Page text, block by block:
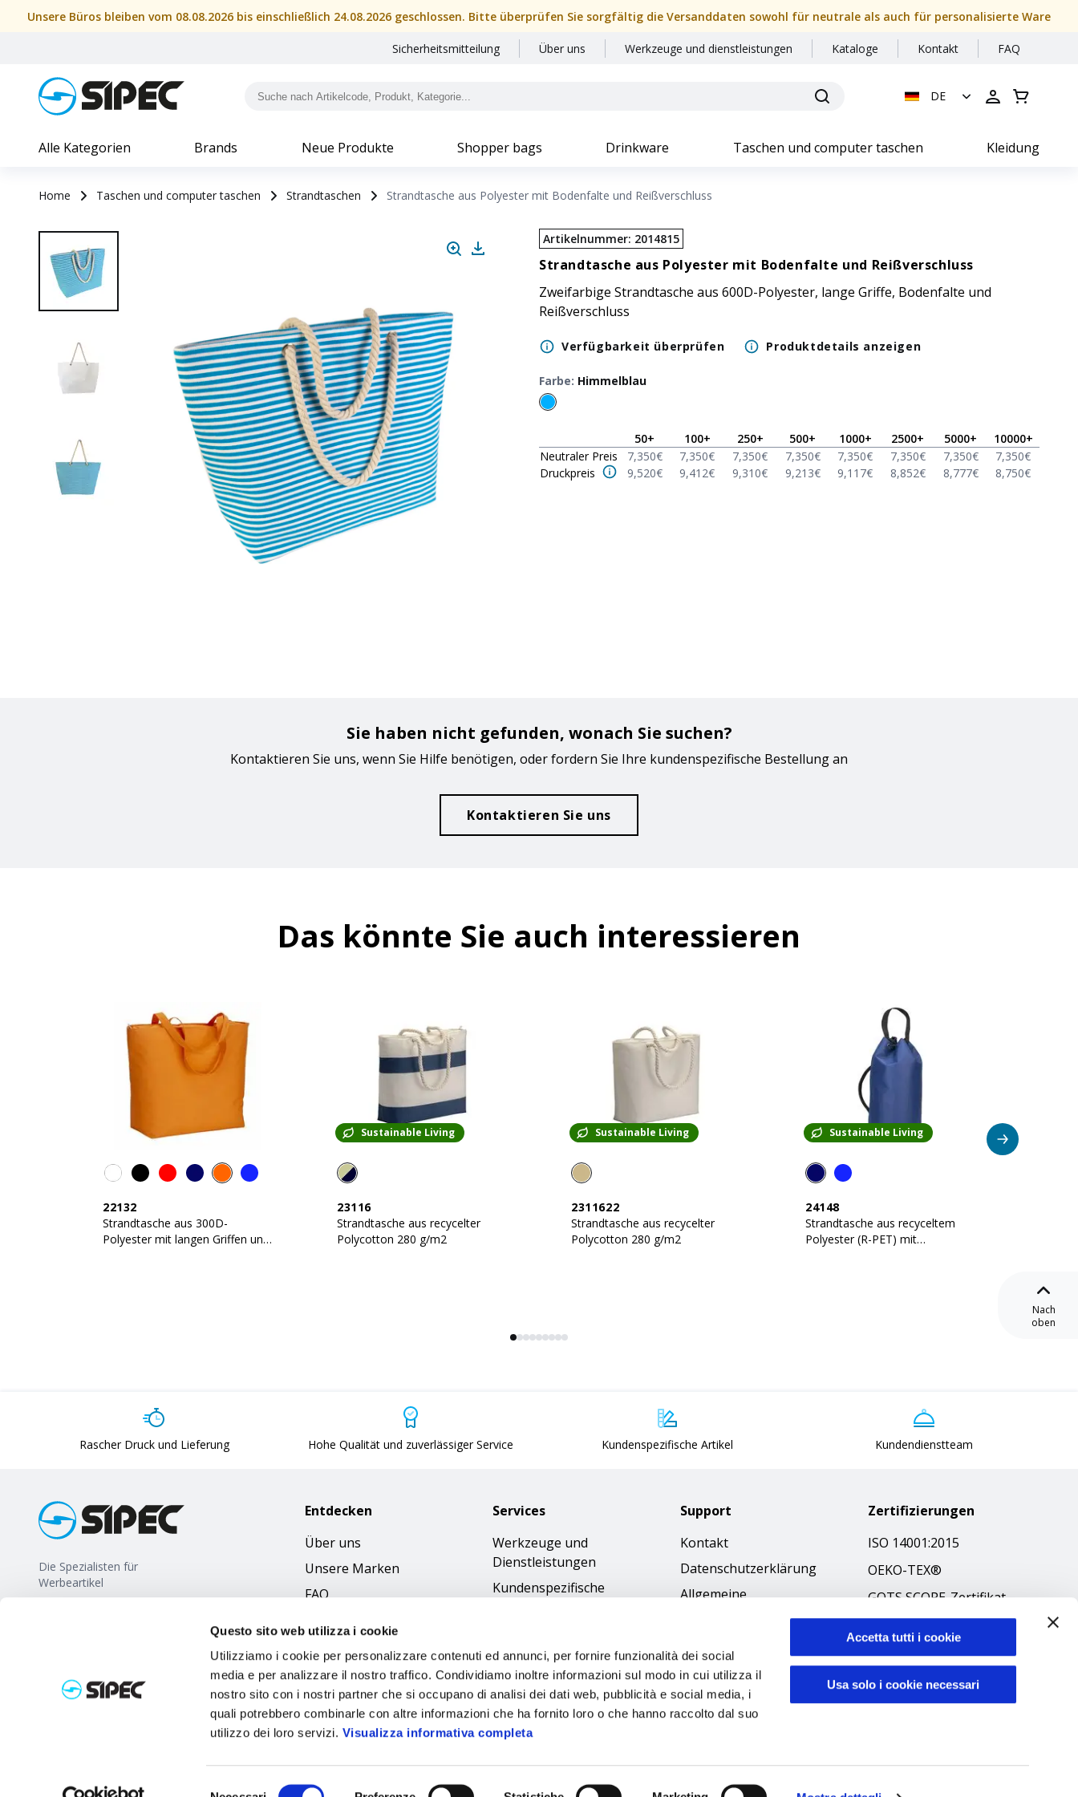
Questo sito web utilizza i cookie
Utilizziamo i cookie per personalizzare contenuti ed annunci, per fornire funzionalità dei social
media e per analizzare il nostro traffico. Condividiamo inoltre informazioni sul modo in cui utilizza il
nostro sito con i nostri partner che si occupano di analisi dei dati web, pubblicità e social media, i
quali potrebbero combinarle con altre informazioni che ha fornito loro o che hanno raccolto dal suo
utilizzo dei loro servizi. Visualizza informativa completa
Accetta tutti i cookie
Usa solo i cookie necessari
Unsere Büros bleiben vom 08.08.2026 bis einschließlich 24.08.2026 geschlossen. Bitte überprüfen Sie sorgfältig die Versanddaten sowohl für neutrale als auch für personalisierte Ware
Sicherheitsmitteilung Über uns Werkzeuge und dienstleistungen Kataloge Kontakt FAQ
DE
Alle Kategorien Brands Neue Produkte Shopper bags Drinkware Taschen und computer taschen Kleidung
Home Taschen und computer taschen Strandtaschen Strandtasche aus Polyester mit Bodenfalte und Reißverschluss
Artikelnummer: 2014815
Strandtasche aus Polyester mit Bodenfalte und Reißverschluss
Zweifarbige Strandtasche aus 600D-Polyester, lange Griffe, Bodenfalte und
Reißverschluss
Verfügbarkeit überprüfen Produktdetails anzeigen
Farbe: Himmelblau
50+ 100+ 250+ 500+ 1000+ 2500+ 5000+ 10000+
Neutraler Preis
7,350€ 7,350€ 7,350€ 7,350€ 7,350€ 7,350€ 7,350€ 7,350€
Druckpreis
9,520€ 9,412€ 9,310€ 9,213€ 9,117€ 8,852€ 8,777€ 8,750€
Sie haben nicht gefunden, wonach Sie suchen?
Kontaktieren Sie uns, wenn Sie Hilfe benötigen, oder fordern Sie Ihre kundenspezifische Bestellung an
Kontaktieren Sie uns
Das könnte Sie auch interessieren
22132
Strandtasche aus 300D-
Polyester mit langen Griffen und
Sustainable Living
23116
Strandtasche aus recycelter
Polycotton 280 g/m2
Sustainable Living
2311622
Strandtasche aus recycelter
Polycotton 280 g/m2
Sustainable Living
24148
Strandtasche aus recyceltem
Polyester (R-PET) mit
Nach
oben
Rascher Druck und Lieferung Hohe Qualität und zuverlässiger Service Kundenspezifische Artikel Kundendienstteam
Die Spezialisten für
Werbeartikel
Entdecken
Über uns
Unsere Marken
FAQ
Services
Werkzeuge und
Dienstleistungen
Kundenspezifische
Bilder-Download
Support
Kontakt
Datenschutzerklärung
Allgemeine
Accessibilità
Ethikkodex
Zertifizierungen
ISO 14001:2015
OEKO-TEX®
GOTS SCOPE-Zertifikat
GRS SCOPE-Zertifikat
Umweltpolitik
Produktsicherheit